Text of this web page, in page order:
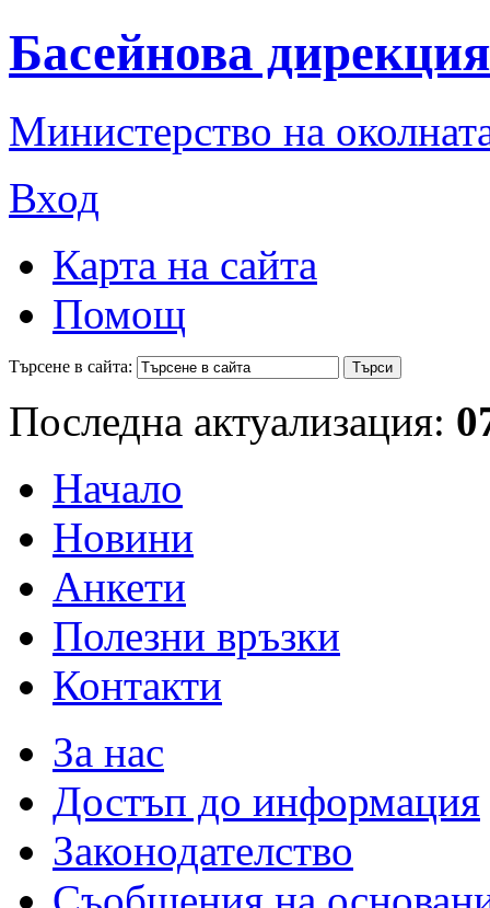
Басейнова
Министерство на
Вход
Карта на сайта
Помощ
Търсене в сайта:
Последна актуализация:
Начало
Новини
Анкети
Полезни връзки
Контакти
За нас
Достъп до информация
Законодателство